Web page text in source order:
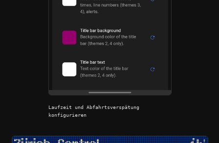
Laufzeit und Abfahrtsverspätung
konfigurieren